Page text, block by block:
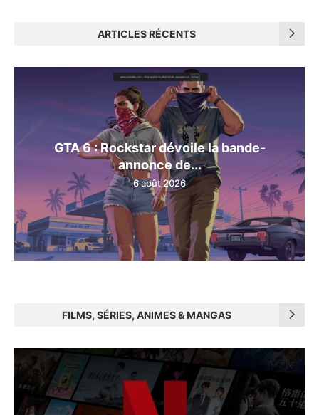
ARTICLES RÉCENTS
GTA 6 : Rockstar dévoile la bande-
annonce de...
6 août 2026
FILMS, SÉRIES, ANIMES & MANGAS